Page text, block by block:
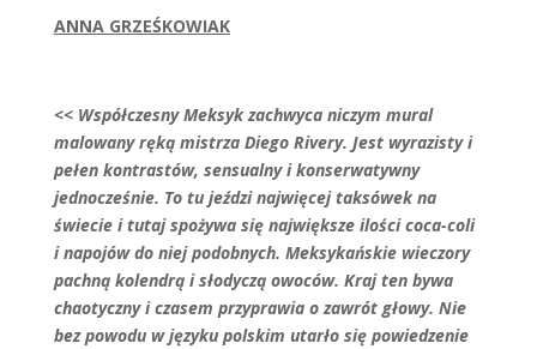
ANNA GRZEŚKOWIAK
<< Współczesny Meksyk zachwyca niczym mural
malowany ręką mistrza Diego Rivery. Jest wyrazisty i
pełen kontrastów, sensualny i konserwatywny
jednocześnie. To tu jeździ najwięcej taksówek na
świecie i tutaj spożywa się największe ilości coca-coli
i napojów do niej podobnych. Meksykańskie wieczory
pachną kolendrą i słodyczą owoców. Kraj ten bywa
chaotyczny i czasem przyprawia o zawrót głowy. Nie
bez powodu w języku polskim utarło się powiedzenie